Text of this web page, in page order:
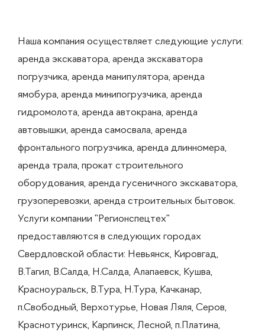
Наша компания осуществляет следующие услуги:
аренда экскаватора, аренда экскаватора
погрузчика, аренда манипулятора, аренда
ямобура, аренда минипогрузчика, аренда
гидромолота, аренда автокрана, аренда
автовышки, аренда самосвала, аренда
фронтального погрузчика, аренда длинномера,
аренда трала, прокат строительного
оборудования, аренда гусеничного экскаватора,
грузоперевозки, аренда строительных бытовок.
Услуги компании "Регионспецтех"
предоставляются в следующих городах
Свердловской области: Невьянск, Кировгад,
В.Тагил, В.Салда, Н.Салда, Алапаевск, Кушва,
Красноуральск, В.Тура, Н.Тура, Качканар,
п.Свободный, Верхотурье, Новая Ляля, Серов,
Краснотуринск, Карпинск, Лесной, п.Платина,